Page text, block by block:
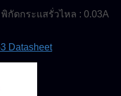
พิกัดกระแสรั่วไหล : 0.03A
Datasheet